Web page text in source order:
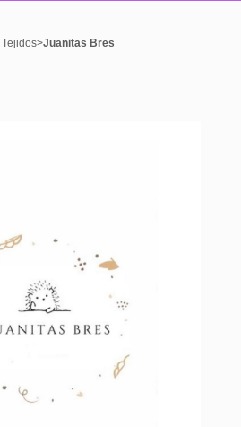
Tejidos>Juanitas Bres